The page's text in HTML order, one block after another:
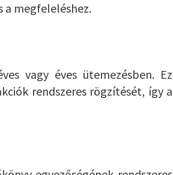
a megfeleléshez.
vagy éves ütemezésben. Ez
rendszeres rögzítését, így a